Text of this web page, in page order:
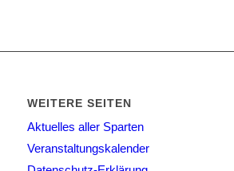
WEITERE SEITEN
Aktuelles aller Sparten
Veranstaltungskalender